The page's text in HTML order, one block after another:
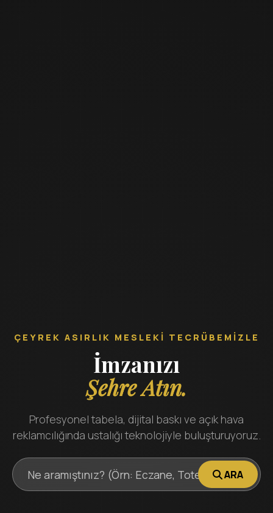
ÇEYREK ASIRLIK MESLEKI TECRÜBEMIZLE
İmzanızı
Şehre Atın.
Profesyonel tabela, dijital baskı ve açık hava
reklamcılığında ustalığı teknolojiyle buluşturuyoruz.
ARA